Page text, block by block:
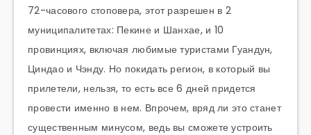
72-часового стоповера, этот разрешен в 2
муниципалитетах: Пекине и Шанхае, и 10
провинциях, включая любимые туристами Гуандун,
Циндао и Чэнду. Но покидать регион, в который вы
прилетели, нельзя, то есть все 6 дней придется
провести именно в нем. Впрочем, вряд ли это станет
существенным минусом, ведь вы сможете устроить